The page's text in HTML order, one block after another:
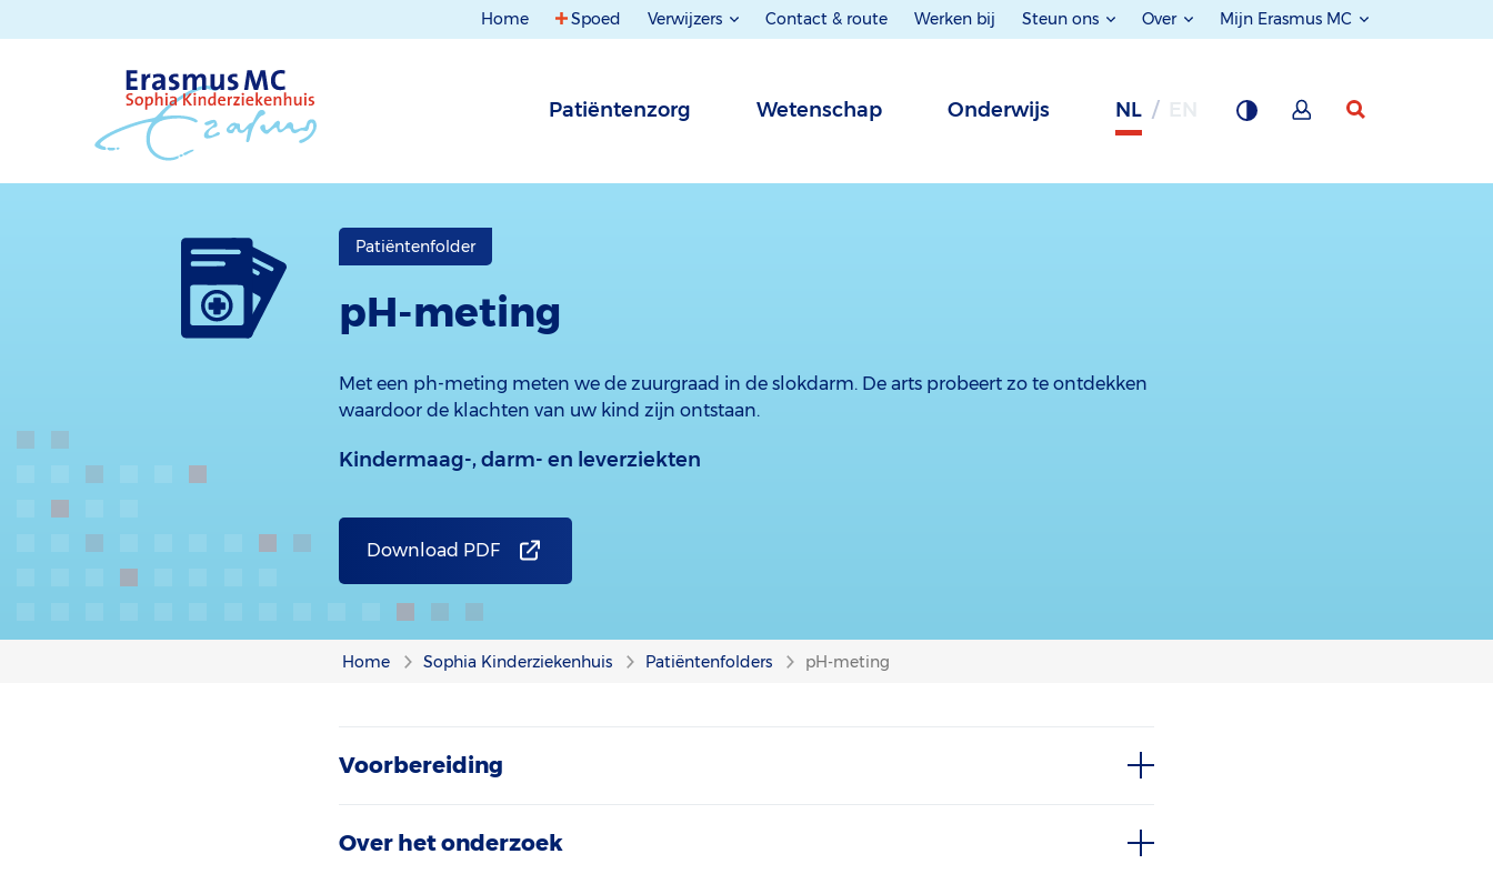
Home Spoed Verwijzers Contact & route Werken bij Steun ons Over Mijn Erasmus MC
Patiëntenzorg Wetenschap Onderwijs NL
Patiëntenfolder
pH-meting
Met een ph-meting meten we de zuurgraad in de slokdarm. De arts probeert zo te ontdekken
waardoor de klachten van uw kind zijn ontstaan.
Kindermaag-, darm- en leverziekten
Download PDF
Home Sophia Kinderziekenhuis Patiëntenfolders pH-meting
Voorbereiding
Over het onderzoek